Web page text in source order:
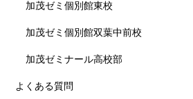
加茂ゼミ個別館東校
加茂ゼミ個別館双葉中前校
加茂ゼミナール高校部
よくある質問